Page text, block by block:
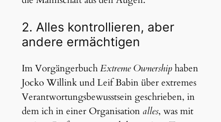
2. Alles kontrollieren, aber
andere ermächtigen
Im VorgängerbuchExtreme Ownershiphaben
Jocko Willink und Leif Babin über extremes
Verantwortungsbewusstsein geschrieben, in
dem ich in einer Organisation alles, was mit